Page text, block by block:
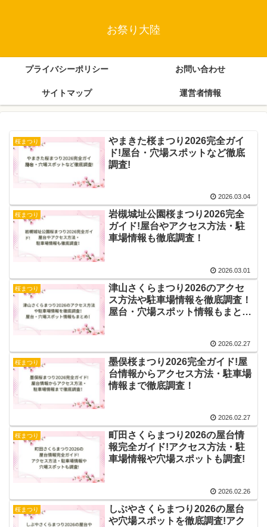
お祭り大陸
プライバシーポリシー お問い合わせ
サイトマップ 運営者情報
桜まつり
やまきた桜まつり2026完全ガイ
ド!屋台・穴場スポットなど徹底
調査!
2026.03.04
桜まつり
岩槻城址公園桜まつり2026完全
ガイド!屋台やアクセス方法・駐
車場情報も徹底調査！
2026.03.01
桜まつり
津山さくらまつり2026のアクセ
ス方法や駐車場情報を徹底調査！
屋台・穴場スポット情報もまと
2026.02.27
桜まつり
墨俣桜まつり2026完全ガイド!屋
台情報からアクセス方法・駐車場
情報まで徹底調査！
2026.02.27
桜まつり
町田さくらまつり2026の屋台情
報完全ガイド!アクセス方法・駐
車場情報や穴場スポットも調査!
2026.02.26
桜まつり
しぶやさくらまつり2026の屋台
や穴場スポットを徹底調査!アク